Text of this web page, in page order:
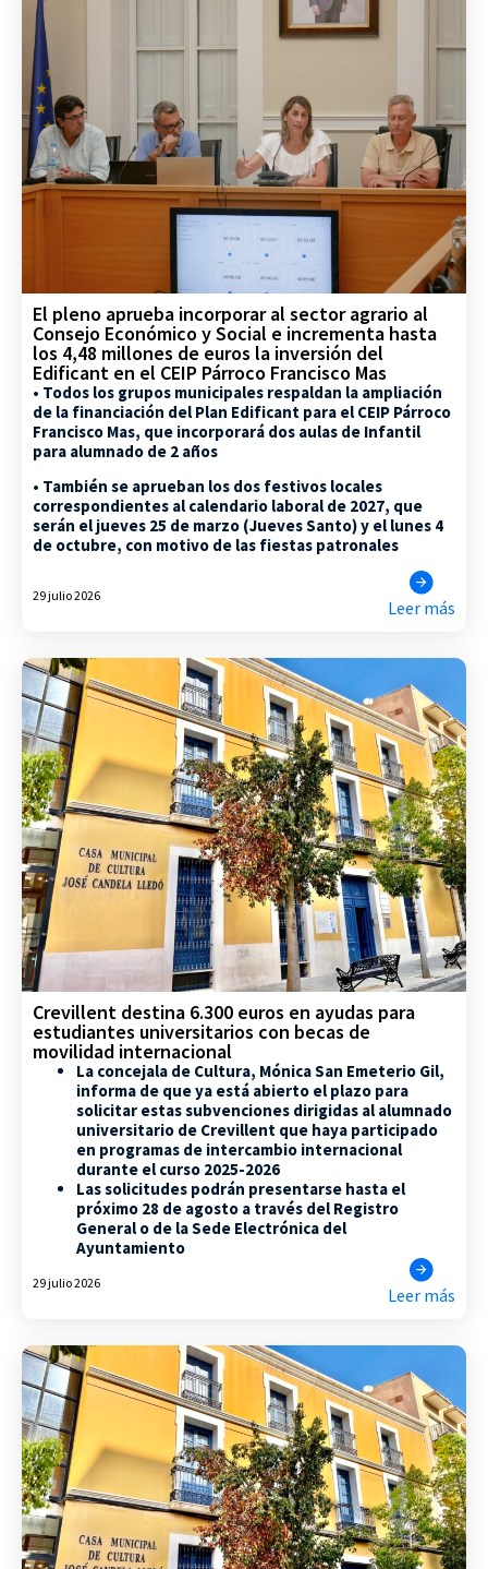
El pleno aprueba incorporar al sector agrario al
Consejo Económico y Social e incrementa hasta
los 4,48 millones de euros la inversión del
Edificant en el CEIP Párroco Francisco Mas
• Todos los grupos municipales respaldan la ampliación
de la financiación del Plan Edificant para el CEIP Párroco
Francisco Mas, que incorporará dos aulas de Infantil
para alumnado de 2 años
• También se aprueban los dos festivos locales
correspondientes al calendario laboral de 2027, que
serán el jueves 25 de marzo (Jueves Santo) y el lunes 4
de octubre, con motivo de las fiestas patronales
29 julio 2026
Leer más
Crevillent destina 6.300 euros en ayudas para
estudiantes universitarios con becas de
movilidad internacional
La concejala de Cultura, Mónica San Emeterio Gil,
informa de que ya está abierto el plazo para
solicitar estas subvenciones dirigidas al alumnado
universitario de Crevillent que haya participado
en programas de intercambio internacional
durante el curso 2025-2026
Las solicitudes podrán presentarse hasta el
próximo 28 de agosto a través del Registro
General o de la Sede Electrónica del
Ayuntamiento
29 julio 2026
Leer más